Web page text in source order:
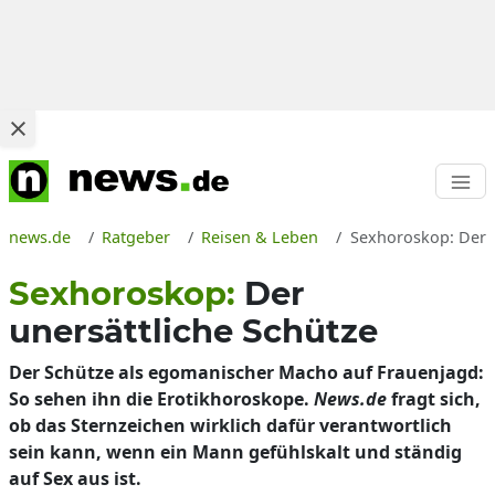
news.de Ratgeber Reisen & Leben Sexhoroskop: Der
Sexhoroskop: Der
unersättliche Schütze
Der Schütze als egomanischer Macho auf Frauenjagd:
So sehen ihn die Erotikhoroskope. News.defragt sich,
ob das Sternzeichen wirklich dafür verantwortlich
sein kann, wenn ein Mann gefühlskalt und ständig
auf Sex aus ist.